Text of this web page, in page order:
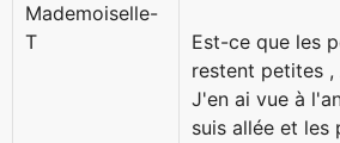
Est-ce que les
restent petites ,
J'en ai vue à
suis allée et les